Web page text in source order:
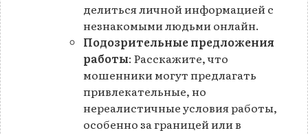
делиться личной информацией с
незнакомыми людьми онлайн.
Подозрительные предложения
работы: Расскажите, что
мошенники могут предлагать
привлекательные, но
нереалистичные условия работы,
особенно за границей или в